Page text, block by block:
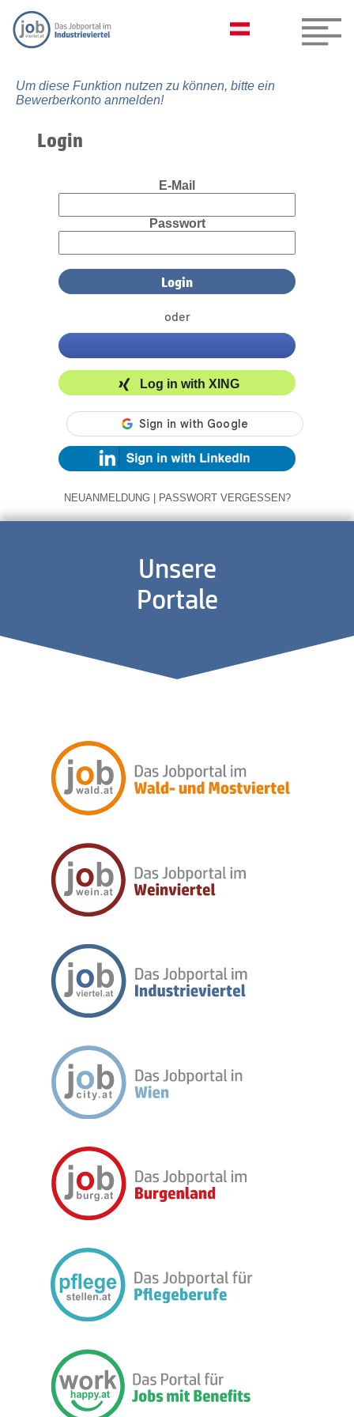
Um diese Funktion nutzen zu können, bitte ein
Bewerberkonto anmelden!
Login
E-Mail
Passwort
oder
Log in with XING
NEUANMELDUNG | PASSWORT VERGESSEN?
Unsere
Portale